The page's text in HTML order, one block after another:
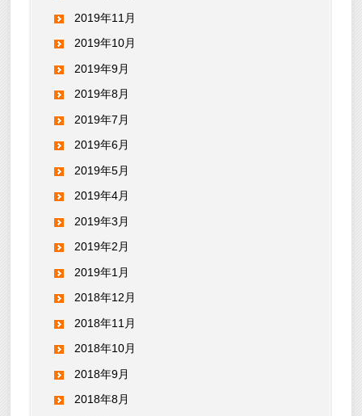
2019年11月
2019年10月
2019年9月
2019年8月
2019年7月
2019年6月
2019年5月
2019年4月
2019年3月
2019年2月
2019年1月
2018年12月
2018年11月
2018年10月
2018年9月
2018年8月